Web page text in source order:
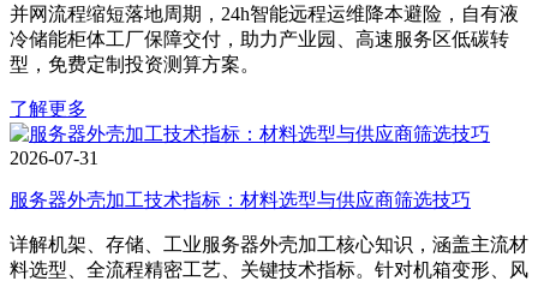
并网流程缩短落地周期，24h智能远程运维降本避险，自有液
冷储能柜体工厂保障交付，助力产业园、高速服务区低碳转
型，免费定制投资测算方案。
了解更多
2026-07-31
服务器外壳加工技术指标：材料选型与供应商筛选技巧
详解机架、存储、工业服务器外壳加工核心知识，涵盖主流材
料选型、全流程精密工艺、关键技术指标。针对机箱变形、风